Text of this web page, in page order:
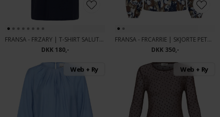
FRANSA - FRZARY | T-SHIRT SALUTE W
DKK 180,-
FRANSA - FRCARRIE | SKJORTE PETAL POIS
DKK 350,-
Web + Ry Web + Ry